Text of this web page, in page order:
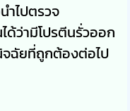
ำไปตรวจ
ว่ามีโปรตีนรั่วออก
จฉัยที่ถูกต้องต่อไป